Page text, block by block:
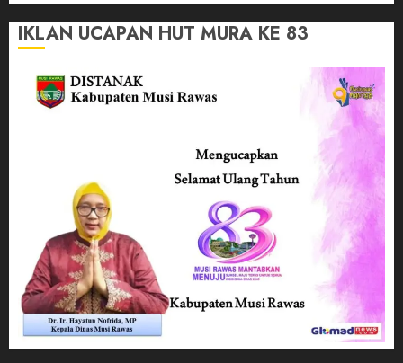
IKLAN UCAPAN HUT MURA KE 83